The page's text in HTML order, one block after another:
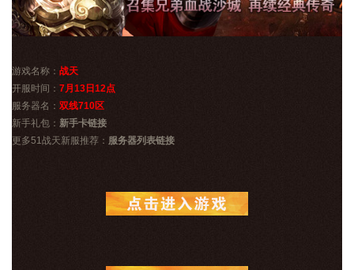
游戏名称： 战天
开服时间： 7月13日12点
服务器名： 双线710区
新手礼包： 新手卡链接
更多51战天新服推荐： 服务器列表链接